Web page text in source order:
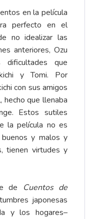
en la película
perfecto en el
no idealizar las
anteriores, Ozu
que
y Tomi. Por
con sus amigos
que llenaba
Estos sutiles
la película no es
y malos y
tienen virtudes y
de
Cuentos de
japonesas
y los hogares–